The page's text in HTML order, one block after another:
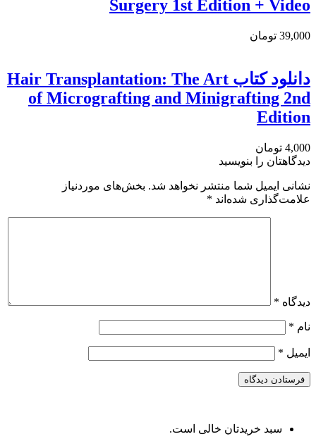
Surgery 1st Edition + Video
39,000 تومان
دانلود کتاب Hair Transplantation: The Art
of Micrografting and Minigrafting 2nd
Edition
4,000 تومان
دیدگاهتان را بنویسید
نشانی ایمیل شما منتشر نخواهد شد. بخش‌های موردنیاز
علامت‌گذاری شده‌اند *
دیدگاه *
نام *
ایمیل *
سبد خریدتان خالی است.